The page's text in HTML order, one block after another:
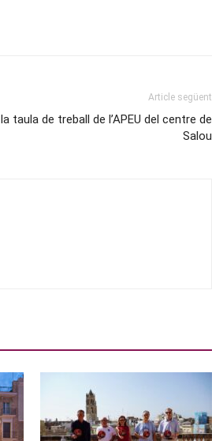
Article següent
taula de treball de l’APEU del centre de
Salou